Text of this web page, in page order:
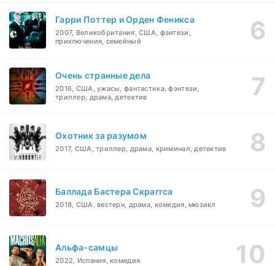
Гарри Поттер и Орден Феникса
2007, Великобритания, США, фэнтези,
приключения, семейный
Очень странные дела
2016, США, ужасы, фантастика, фэнтези,
триллер, драма, детектив
Охотник за разумом
2017, США, триллер, драма, криминал, детектив
Баллада Бастера Скраггса
2018, США, вестерн, драма, комедия, мюзикл
Альфа-самцы
2022, Испания, комедия